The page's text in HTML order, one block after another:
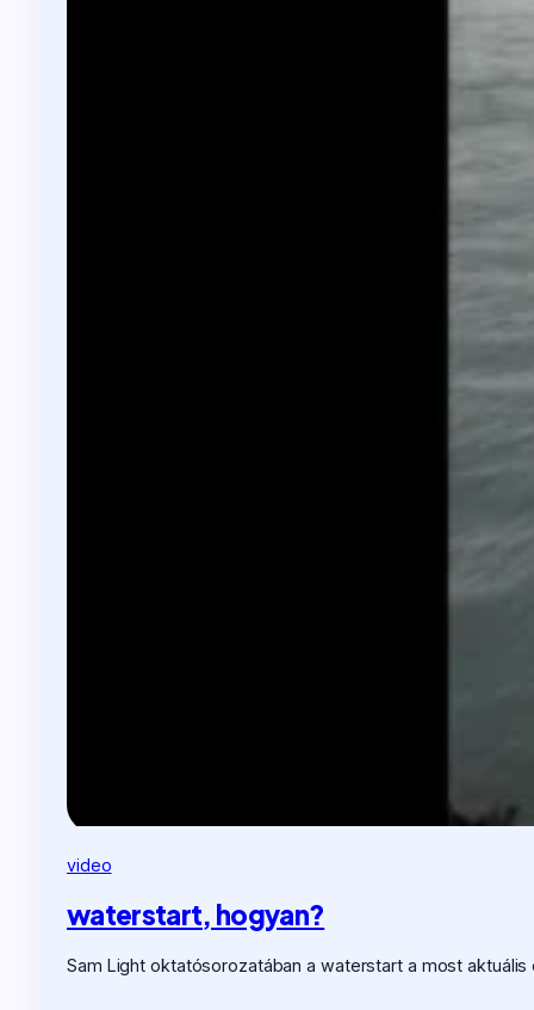
video
waterstart, hogyan?
Sam Light oktatósorozatában a waterstart a most